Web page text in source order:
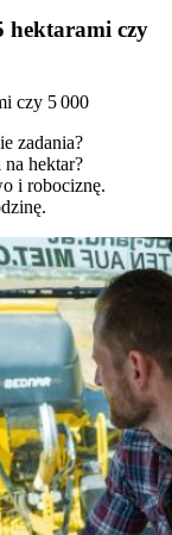
hektarami czy
czy 5 000
zadania?
hektar?
i robociznę.